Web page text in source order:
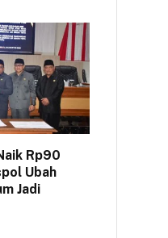
Rp90
Ubah
Jadi